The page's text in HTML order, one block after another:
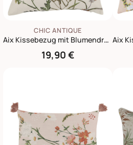
CHIC ANTIQUE
Aix Kissebezug mit Blumendruck
19,90 €